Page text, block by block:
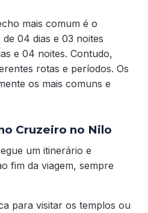
mais comum é o
de 04 dias e 03 noites
e 04 noites. Contudo,
rotas e períodos. Os
os mais comuns e
Cruzeiro no Nilo
um itinerário e
fim da viagem, sempre
para visitar os templos ou